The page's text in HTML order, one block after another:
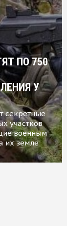
ПО 750
У
секретные
участков
военным
их земле